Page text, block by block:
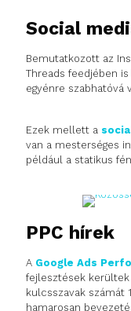
Social
Bemutatkozott az
Threads feedjében
egyénre szabhatóvá
Ezek mellett a
van a mesterséges
például a statikus
PPC hírek
A Google Ads
fejlesztések
kulcsszavak számát
hamarosan